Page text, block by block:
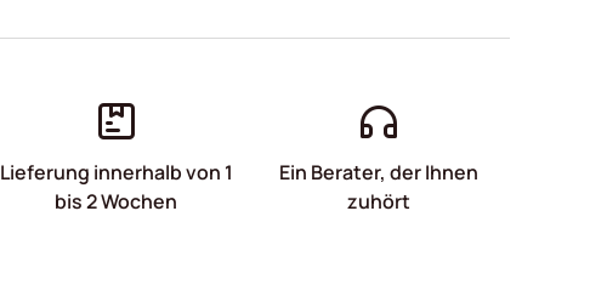
Lieferung innerhalb von 1
bis 2 Wochen
Ein Berater, der Ihnen
zuhört